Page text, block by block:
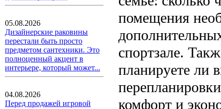
05.08.2026
Дизайнерские раковины
перестали быть просто
предметом сантехники. Это
полноценный акцент в
интерьере, который может...
04.08.2026
Перед продажей игровой
помещения
спортзале.
планируете ли
комфорт и